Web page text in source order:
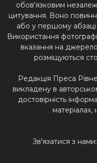
обов'язковим
цитування. Воно
або у першому абзаці
Використання
вказання на
розміщуються
Редакція Преса
викладену в
достовірність
Зв'язатися з нами: